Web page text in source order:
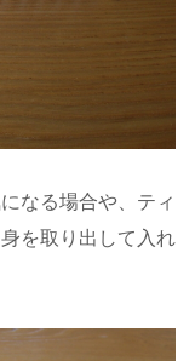
なる場合や、ティ
を取り出して入れ